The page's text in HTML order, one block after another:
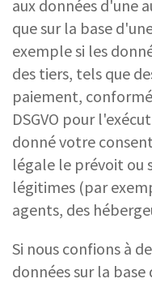
aux données d'une
que sur la base
exemple si les
des tiers, tels que
paiement,
DSGVO pour
donné votre
légale le prévoit ou
légitimes (par
agents, des
Si nous confions à
données sur la